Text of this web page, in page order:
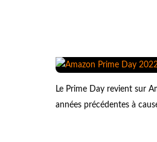
Le Prime Day revient sur
années précédentes à